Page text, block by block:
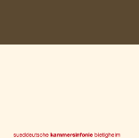
Zum